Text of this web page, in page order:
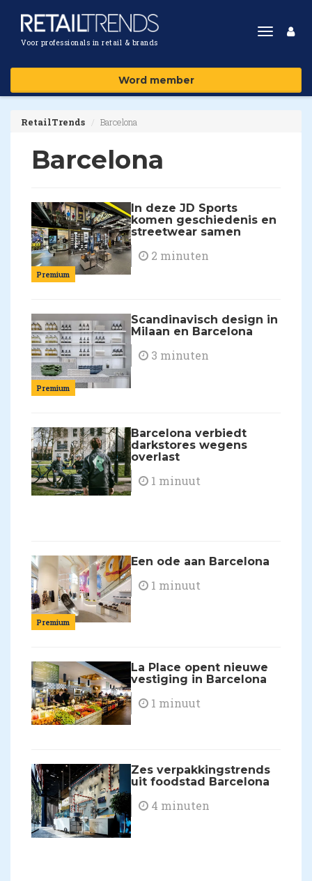
Voor professionals in retail & brands
Toggle
Word member
RetailTrends Barcelona
Barcelona
Premium
In deze JD Sports
komen geschiedenis en
streetwear samen
2 minuten
Premium
Scandinavisch design in
Milaan en Barcelona
3 minuten
Barcelona verbiedt
darkstores wegens
overlast
1 minuut
Premium
Een ode aan Barcelona
1 minuut
La Place opent nieuwe
vestiging in Barcelona
1 minuut
Zes verpakkingstrends
uit foodstad Barcelona
4 minuten